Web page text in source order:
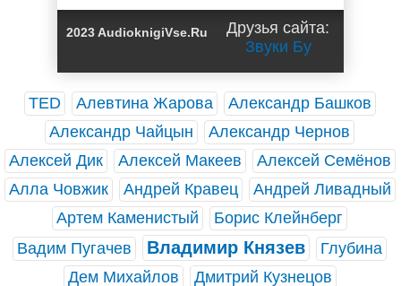
2023 AudioknigiVse.Ru
Друзья сайта:
Звуки Бу
TED Алевтина Жарова
Александр Башков
Александр Чайцын
Александр Чернов
Алексей Дик
Алексей Макеев
Алексей Семёнов
Алла Човжик
Андрей Кравец
Андрей Ливадный
Артем Каменистый
Борис Клейнберг
Вадим Пугачев
Владимир Князев
Глубина
Дем Михайлов
Дмитрий Кузнецов